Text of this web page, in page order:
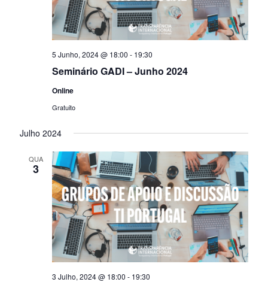
i
z
s
z
a
ç
v
e
n
t
o
5 Junho, 2024 @ 18:00 - 19:30
Seminário GADI – Junho 2024
Online
Gratuito
Julho 2024
QUA
3
3 Julho, 2024 @ 18:00 - 19:30